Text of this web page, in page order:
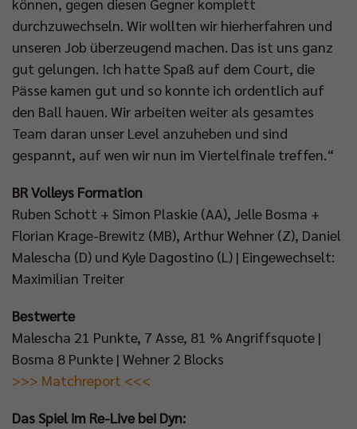
können, gegen diesen Gegner komplett
durchzuwechseln. Wir wollten wir hierherfahren und
unseren Job überzeugend machen. Das ist uns ganz
gut gelungen. Ich hatte Spaß auf dem Court, die
Pässe kamen gut und so konnte ich ordentlich auf
den Ball hauen. Wir arbeiten weiter als gesamtes
Team daran unser Level anzuheben und sind
gespannt, auf wen wir nun im Viertelfinale treffen.“
BR Volleys Formation
Ruben Schott + Simon Plaskie (AA), Jelle Bosma +
Florian Krage-Brewitz (MB), Arthur Wehner (Z), Daniel
Malescha (D) und Kyle Dagostino (L) | Eingewechselt:
Maximilian Treiter
Bestwerte
Malescha 21 Punkte, 7 Asse, 81 % Angriffsquote |
Bosma 8 Punkte | Wehner 2 Blocks
>>> Matchreport <<<
Das Spiel im Re-Live bei Dyn: